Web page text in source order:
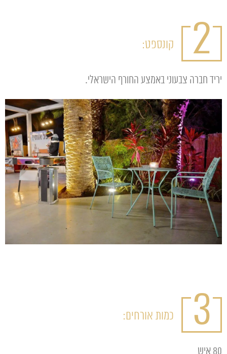
2 קונספט:
יריד חברה צבעוני באמצע החורף הישראלי.
3 כמות אורחים:
80 איש